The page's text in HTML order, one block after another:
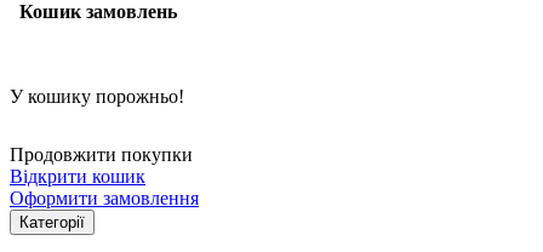
Кошик замовлень
У кошику порожньо!
Продовжити покупки
Відкрити кошик
Оформити замовлення
Категорії